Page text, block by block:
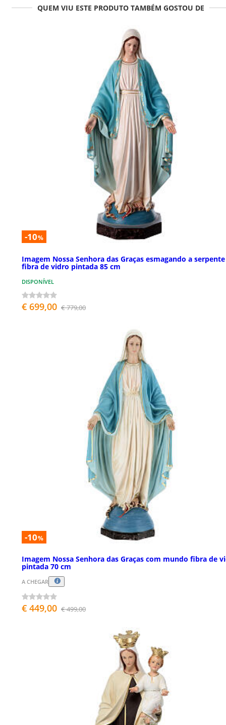
QUEM VIU ESTE PRODUTO TAMBÉM GOSTOU DE
-10%
Imagem Nossa Senhora das Graças esmagando a serpente
fibra de vidro pintada 85 cm
DISPONÍVEL
€ 699,00 € 779,00
-10%
Imagem Nossa Senhora das Graças com mundo fibra de
pintada 70 cm
A CHEGAR
€ 449,00 € 499,00